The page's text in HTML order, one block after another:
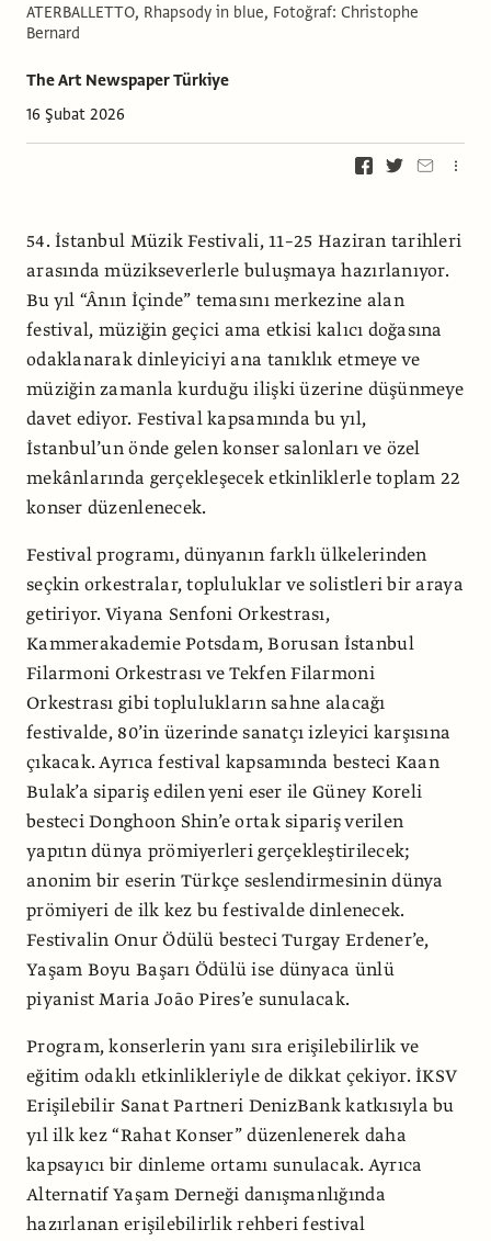
The Art Newspaper Türkiye
16 Şubat 2026
ATERBALLETTO, Rhapsody in blue, Fotoğraf: Christophe
Bernard
54. İstanbul Müzik Festivali, 11–25 Haziran tarihleri
arasında müzikseverlerle buluşmaya hazırlanıyor.
Bu yıl “Ânın İçinde” temasını merkezine alan
festival, müziğin geçici ama etkisi kalıcı doğasına
odaklanarak dinleyiciyi ana tanıklık etmeye ve
müziğin zamanla kurduğu ilişki üzerine düşünmeye
davet ediyor. Festival kapsamında bu yıl,
İstanbul’un önde gelen konser salonları ve özel
mekânlarında gerçekleşecek etkinliklerle toplam 22
konser düzenlenecek.
Festival programı, dünyanın farklı ülkelerinden
seçkin orkestralar, topluluklar ve solistleri bir araya
getiriyor. Viyana Senfoni Orkestrası,
Kammerakademie Potsdam, Borusan İstanbul
Filarmoni Orkestrası ve Tekfen Filarmoni
Orkestrası gibi toplulukların sahne alacağı
festivalde, 80’in üzerinde sanatçı izleyici karşısına
çıkacak. Ayrıca festival kapsamında besteci Kaan
Bulak’a sipariş edilen yeni eser ile Güney Koreli
besteci Donghoon Shin’e ortak sipariş verilen
yapıtın dünya prömiyerleri gerçekleştirilecek;
anonim bir eserin Türkçe seslendirmesinin dünya
prömiyeri de ilk kez bu festivalde dinlenecek.
Festivalin Onur Ödülü besteci Turgay Erdener’e,
Yaşam Boyu Başarı Ödülü ise dünyaca ünlü
piyanist Maria João Pires’e sunulacak.
Program, konserlerin yanı sıra erişilebilirlik ve
eğitim odaklı etkinlikleriyle de dikkat çekiyor. İKSV
Erişilebilir Sanat Partneri DenizBank katkısıyla bu
yıl ilk kez “Rahat Konser” düzenlenerek daha
kapsayıcı bir dinleme ortamı sunulacak. Ayrıca
Alternatif Yaşam Derneği danışmanlığında
hazırlanan erişilebilirlik rehberi festival